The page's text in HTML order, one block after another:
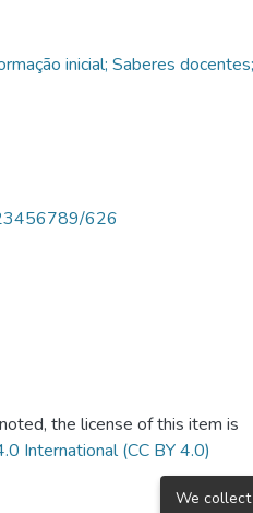
inicial; Saberes docentes;
626
the license of this item is
International (CC BY 4.0)
We